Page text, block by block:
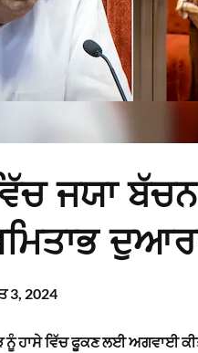
ਜਯਾ
3, 2024
ਨੂੰ ਹਾਸੇ ਵਿੱਚ ਫੂਕਣ ਲਈ ਅਗਵਾਈ